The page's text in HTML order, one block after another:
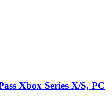
Xbox Series X/S, PC